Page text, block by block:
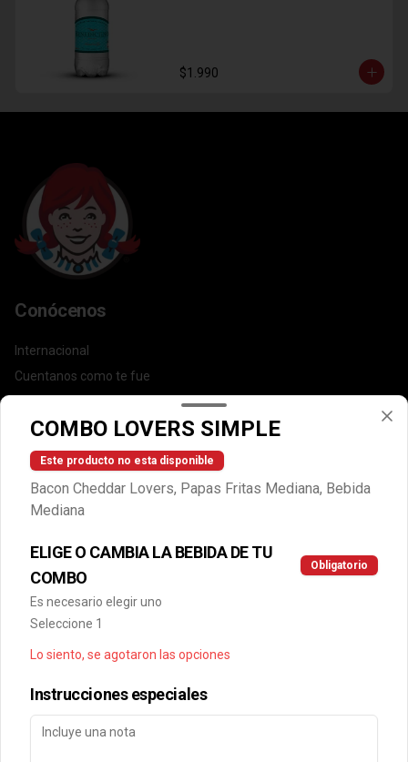
$1.990
Conócenos
Internacional
Cuentanos como te fue
Trabaja con nosotros
Escríbenos por WhatsApp: +56950183243
Locales
Política de privacidad
Redes sociales
Facebook
Mi cuenta
COMBO LOVERS SIMPLE
Este producto no esta disponible
Bacon Cheddar Lovers, Papas Fritas Mediana, Bebida
Mediana
ELIGE O CAMBIA LA BEBIDA DE TU
COMBO
Obligatorio
Es necesario elegir uno
Seleccione 1
Lo siento, se agotaron las opciones
Instrucciones especiales